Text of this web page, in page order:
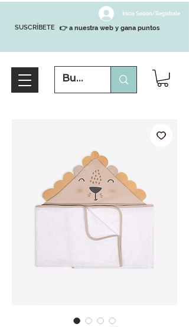
SUSCRÍBETE
Inicia Sesión/Regístrate
👉 a nuestra web y gana puntos